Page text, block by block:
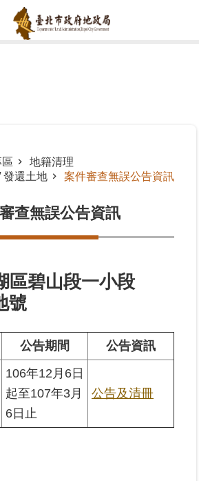
地籍清理
發還土地
案件審查無誤公告資訊
查無誤公告資訊
區碧山段一小段
號
公告期間 公告資訊
106年12月6日
起至107年3月
6日止
公告及清冊